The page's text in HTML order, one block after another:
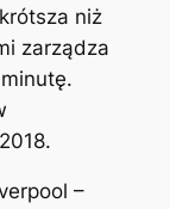
niż
zarządza
–